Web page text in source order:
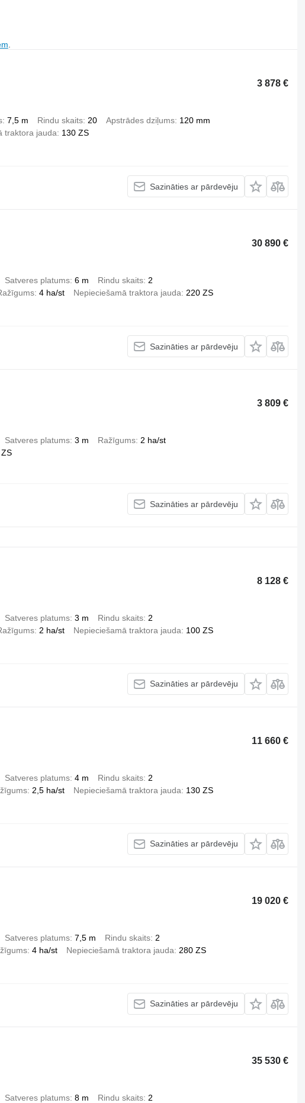
3 878 €
7,5 m Rindu skaits 20 Apstrādes dziļums 120 mm
traktora jauda 130 ZS
Sazināties ar pārdevēju
30 890 €
Satveres platums 6 m Rindu skaits 2
4 ha/st Nepieciešamā traktora jauda 220 ZS
Sazināties ar pārdevēju
3 809 €
Satveres platums 3 m Ražīgums 2 ha/st
Sazināties ar pārdevēju
8 128 €
Satveres platums 3 m Rindu skaits 2
2 ha/st Nepieciešamā traktora jauda 100 ZS
Sazināties ar pārdevēju
11 660 €
Satveres platums 4 m Rindu skaits 2
2,5 ha/st Nepieciešamā traktora jauda 130 ZS
Sazināties ar pārdevēju
19 020 €
Satveres platums 7,5 m Rindu skaits 2
4 ha/st Nepieciešamā traktora jauda 280 ZS
Sazināties ar pārdevēju
35 530 €
Satveres platums 8 m Rindu skaits 2